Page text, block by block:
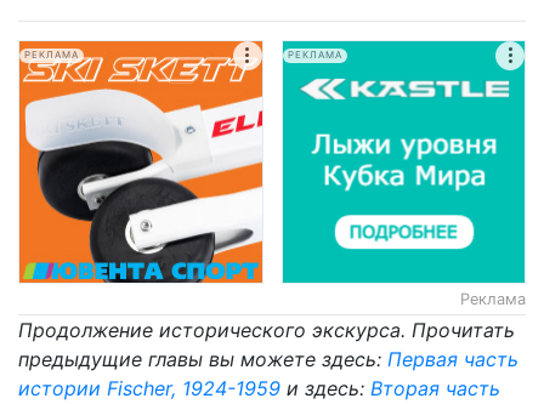
РЕКЛАМА РЕКЛАМА
Реклама
Продолжение исторического экскурса. Прочитать
предыдущие главы вы можете здесь: Первая часть
истории Fischer, 1924-1959 и здесь: Вторая часть